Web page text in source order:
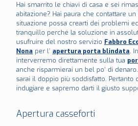
Hai smarrito le chiavi di casa e sei
abitazione? Hai paura che contattare
situazione possa crearti dei problemi
tranquillo perché la soluzione in
usufruire del nostro servizio Fabbro
Nona per l’ apertura porta blindata.
interverremo direttamente sulla tua
anche risparmierai un bel po’ di
sarai il doppio più soddisfatto. Pertanto
indugiare e sapremo darti il giusto
Apertura casseforti